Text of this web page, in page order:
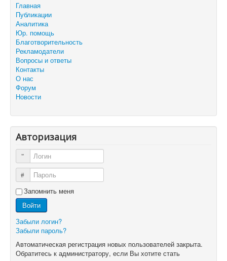
Главная
Публикации
Аналитика
Юр. помощь
Благотворительность
Рекламодатели
Вопросы и ответы
Контакты
О нас
Форум
Новости
Авторизация
Логин
Пароль
Запомнить меня
Войти
Забыли логин?
Забыли пароль?
Автоматическая регистрация новых пользователей закрыта.
Обратитесь к администратору, если Вы хотите стать